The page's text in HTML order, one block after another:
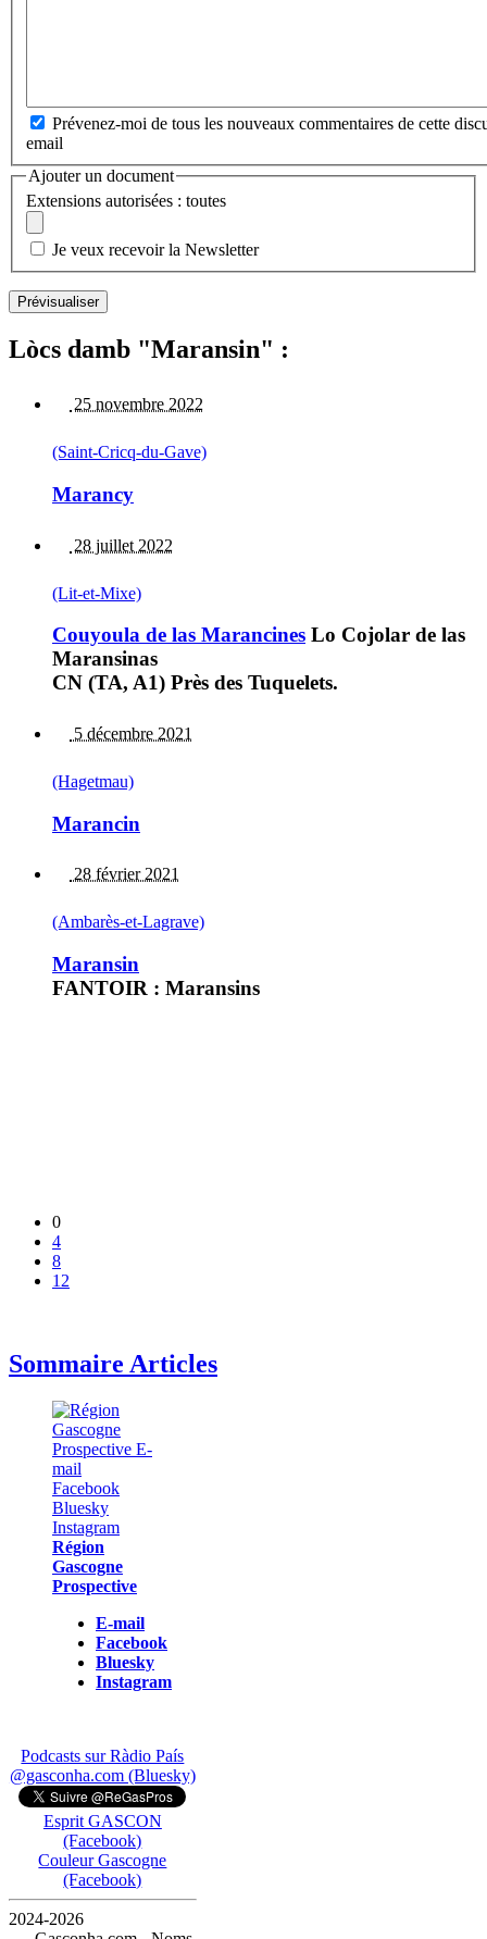
Prévenez-moi de tous les nouveaux commentaires de cette
email
Ajouter un document
Extensions autorisées : toutes
Je veux recevoir la Newsletter
Lòcs damb "Maransin" :
25 novembre 2022
(Saint-Cricq-du-Gave)
Marancy
28 juillet 2022
(Lit-et-Mixe)
Couyoula de las Marancines Lo Cojolar de las
Maransinas
CN (TA, A1) Près des Tuquelets.
5 décembre 2021
(Hagetmau)
Marancin
28 février 2021
(Ambarès-et-Lagrave)
Maransin
FANTOIR : Maransins
0
4
8
12
Sommaire Articles
Région
Gascogne
Prospective
E-mail
Facebook
Bluesky
Instagram
Podcasts sur Ràdio País
@gasconha.com (Bluesky)
Esprit GASCON
(Facebook)
Couleur Gascogne
(Facebook)
2024-2026